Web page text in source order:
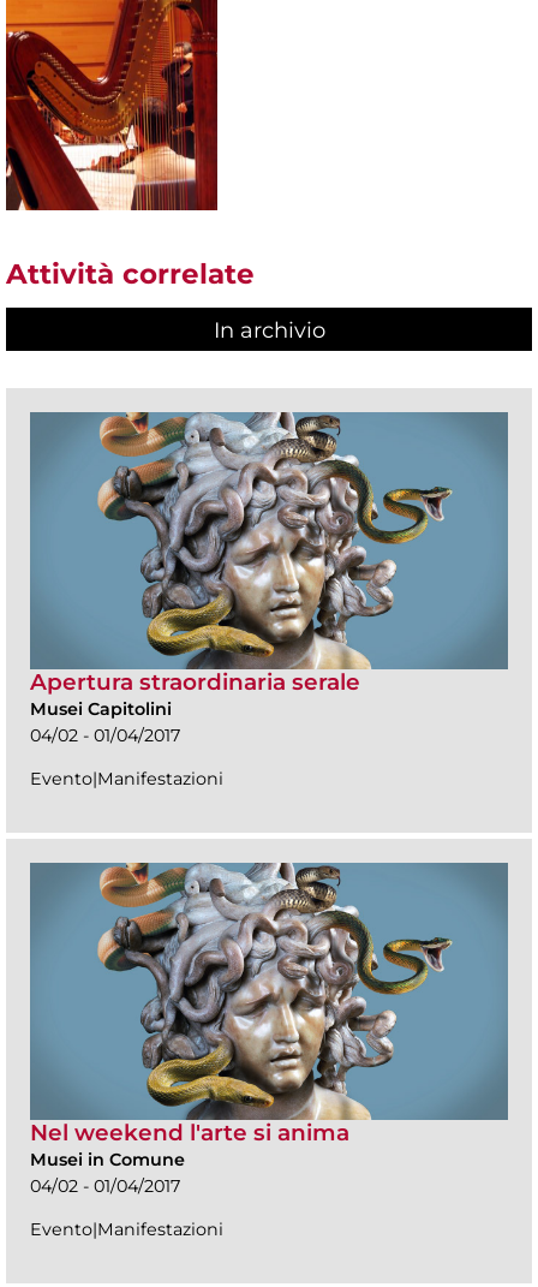
Attività correlate
In archivio
Apertura straordinaria serale
Musei Capitolini
04/02 - 01/04/2017
Evento|Manifestazioni
Nel weekend l'arte si anima
Musei in Comune
04/02 - 01/04/2017
Evento|Manifestazioni